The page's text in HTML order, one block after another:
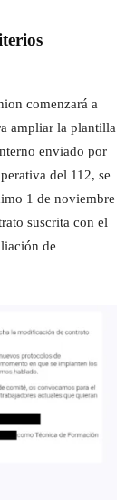
comenzará a
ampliar la plantilla
enviado por
del 112, se
1 de noviembre
suscrita con el
de